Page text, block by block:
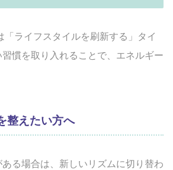
「ライフスタイルを刷新する」タイ
習慣を取り入れることで、エネルギー
整えたい方へ
る場合は、新しいリズムに切り替わ